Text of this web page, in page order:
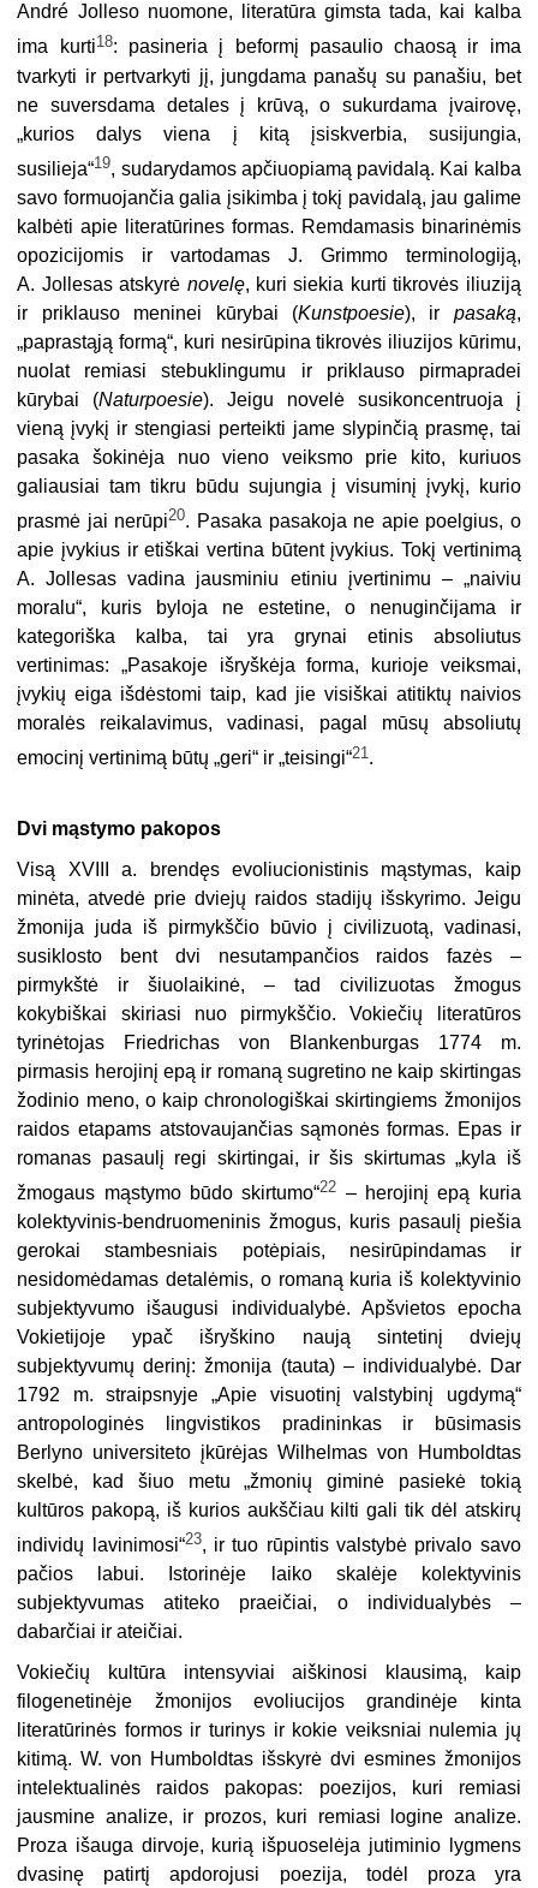
André Jolleso nuomone, literatūra gimsta tada, kai kalba
ima kurti18: pasineria į beformį pasaulio chaosą ir ima
tvarkyti ir pertvarkyti jį, jungdama panašų su panašiu, bet
ne suversdama detales į krūvą, o sukurdama įvairovę,
„kurios dalys viena į kitą įsiskverbia, susijungia,
susilieja“19, sudarydamos apčiuopiamą pavidalą. Kai kalba
savo formuojančia galia įsikimba į tokį pavidalą, jau galime
kalbėti apie literatūrines formas. Remdamasis binarinėmis
opozicijomis ir vartodamas J. Grimmo terminologiją,
A. Jollesas atskyrė novelę, kuri siekia kurti tikrovės iliuziją
ir priklauso meninei kūrybai (Kunstpoesie), ir pasaką,
„paprastąją formą“, kuri nesirūpina tikrovės iliuzijos kūrimu,
nuolat remiasi stebuklingumu ir priklauso pirmapradei
kūrybai (Naturpoesie). Jeigu novelė susikoncentruoja į
vieną įvykį ir stengiasi perteikti jame slypinčią prasmę, tai
pasaka šokinėja nuo vieno veiksmo prie kito, kuriuos
galiausiai tam tikru būdu sujungia į visuminį įvykį, kurio
prasmė jai nerūpi20. Pasaka pasakoja ne apie poelgius, o
apie įvykius ir etiškai vertina būtent įvykius. Tokį vertinimą
A. Jollesas vadina jausminiu etiniu įvertinimu – „naiviu
moralu“, kuris byloja ne estetine, o nenuginčijama ir
kategoriška kalba, tai yra grynai etinis absoliutus
vertinimas: „Pasakoje išryškėja forma, kurioje veiksmai,
įvykių eiga išdėstomi taip, kad jie visiškai atitiktų naivios
moralės reikalavimus, vadinasi, pagal mūsų absoliutų
emocinį vertinimą būtų „geri“ ir „teisingi“21 .
Dvi mąstymo pakopos
Visą XVIII a. brendęs evoliucionistinis mąstymas, kaip
minėta, atvedė prie dviejų raidos stadijų išskyrimo. Jeigu
žmonija juda iš pirmykščio būvio į civilizuotą, vadinasi,
susiklosto bent dvi nesutampančios raidos fazės –
pirmykštė ir šiuolaikinė, – tad civilizuotas žmogus
kokybiškai skiriasi nuo pirmykščio. Vokiečių literatūros
tyrinėtojas Friedrichas von Blankenburgas 1774 m.
pirmasis herojinį epą ir romaną sugretino ne kaip skirtingas
žodinio meno, o kaip chronologiškai skirtingiems žmonijos
raidos etapams atstovaujančias sąmonės formas. Epas ir
romanas pasaulį regi skirtingai, ir šis skirtumas „kyla iš
žmogaus mąstymo būdo skirtumo“22 – herojinį epą kuria
kolektyvinis-bendruomeninis žmogus, kuris pasaulį piešia
gerokai stambesniais potėpiais, nesirūpindamas ir
nesidomėdamas detalėmis, o romaną kuria iš kolektyvinio
subjektyvumo išaugusi individualybė. Apšvietos epocha
Vokietijoje ypač išryškino naują sintetinį dviejų
subjektyvumų derinį: žmonija (tauta) – individualybė. Dar
1792 m. straipsnyje „Apie visuotinį valstybinį ugdymą“
antropologinės lingvistikos pradininkas ir būsimasis
Berlyno universiteto įkūrėjas Wilhelmas von Humboldtas
skelbė, kad šiuo metu „žmonių giminė pasiekė tokią
kultūros pakopą, iš kurios aukščiau kilti gali tik dėl atskirų
individų lavinimosi“23, ir tuo rūpintis valstybė privalo savo
pačios labui. Istorinėje laiko skalėje kolektyvinis
subjektyvumas atiteko praeičiai, o individualybės –
dabarčiai ir ateičiai.
Vokiečių kultūra intensyviai aiškinosi klausimą, kaip
filogenetinėje žmonijos evoliucijos grandinėje kinta
literatūrinės formos ir turinys ir kokie veiksniai nulemia jų
kitimą. W. von Humboldtas išskyrė dvi esmines žmonijos
intelektualinės raidos pakopas: poezijos, kuri remiasi
jausmine analize, ir prozos, kuri remiasi logine analize.
Proza išauga dirvoje, kurią išpuoselėja jutiminio lygmens
dvasinę patirtį apdorojusi poezija, todėl proza yra